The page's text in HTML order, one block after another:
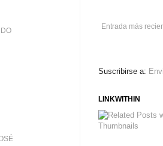
Entrada más
Suscribirse a:
LINKWITHIN